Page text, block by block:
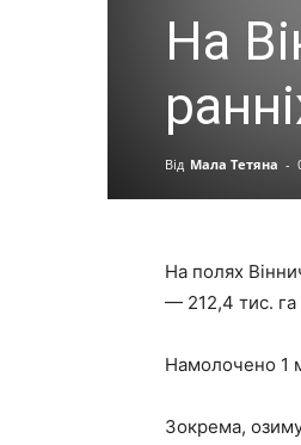
На
Від Мала Тетяна -
На полях
— 212,4 тис. га
Намолочено 1
Зокрема,